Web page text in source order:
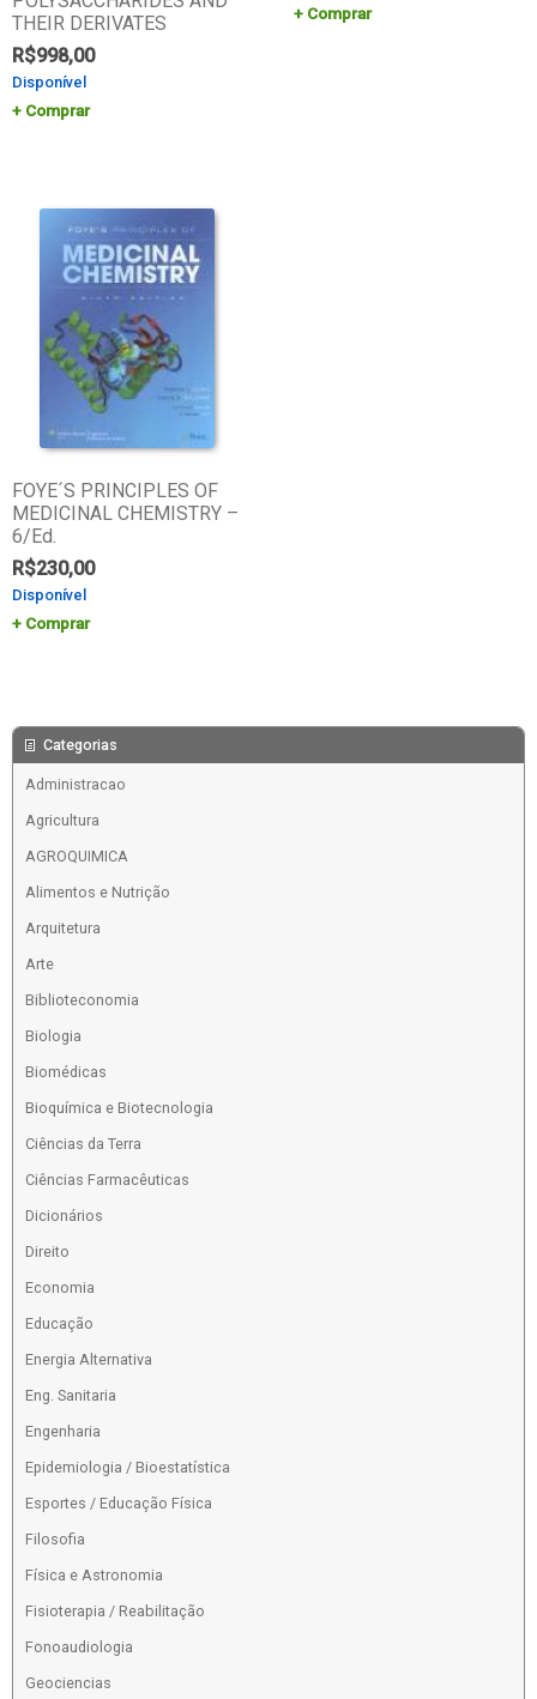
THEIR DERIVATES
R$998,00
Disponível
Comprar
Comprar
FOYE´S PRINCIPLES OF
MEDICINAL CHEMISTRY –
6/Ed.
R$230,00
Disponível
Comprar
Categorias
Administracao
Agricultura
AGROQUIMICA
Alimentos e Nutrição
Arquitetura
Arte
Biblioteconomia
Biologia
Biomédicas
Bioquímica e Biotecnologia
Ciências da Terra
Ciências Farmacêuticas
Dicionários
Direito
Economia
Educação
Energia Alternativa
Eng. Sanitaria
Engenharia
Epidemiologia / Bioestatística
Esportes / Educação Física
Filosofia
Física e Astronomia
Fisioterapia / Reabilitação
Fonoaudiologia
Geociencias